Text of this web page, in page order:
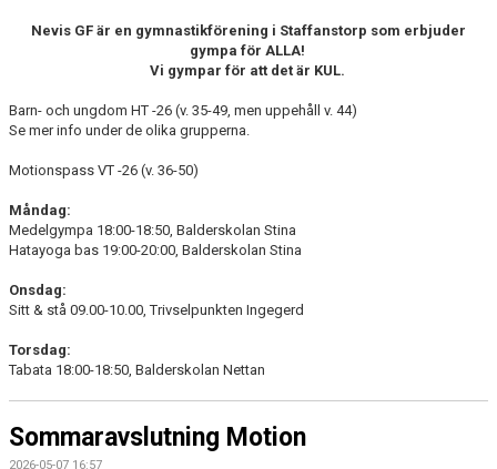
Nevis GF är en gymnastikförening i Staffanstorp som erbjuder
gympa för ALLA!
Vi gympar för att det är KUL.
Barn- och ungdom HT -26 (v. 35-49, men uppehåll v. 44)
Se mer info under de olika grupperna.
Motionspass VT -26 (v. 36-50)
Måndag:
Medelgympa 18:00-18:50, Balderskolan Stina
Hatayoga bas 19:00-20:00, Balderskolan Stina
Onsdag:
Sitt & stå 09.00-10.00, Trivselpunkten Ingegerd
Torsdag:
Tabata 18:00-18:50, Balderskolan Nettan
Sommaravslutning Motion
2026-05-07 16:57